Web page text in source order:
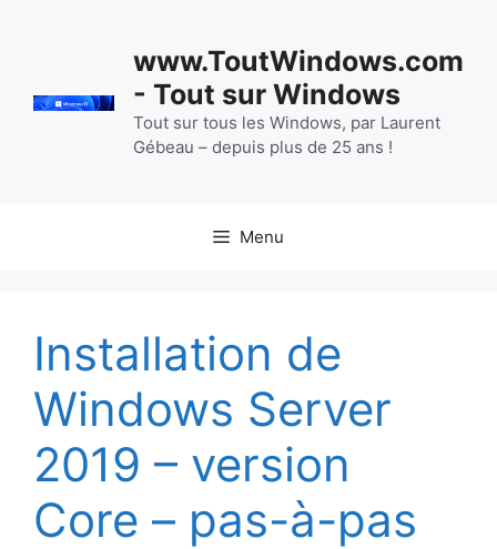
www.ToutWindows.com
- Tout sur Windows
Tout sur tous les Windows, par Laurent
Gébeau – depuis plus de 25 ans !
Menu
Installation de
Windows Server
2019 – version
Core – pas-à-pas